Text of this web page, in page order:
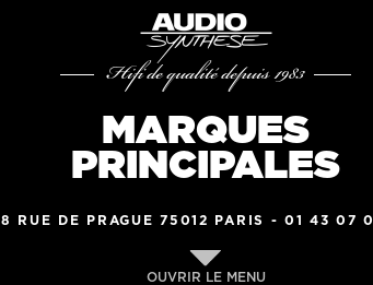
Hifi de qualité depuis 1983
MARQUES
PRINCIPALES
8 RUE DE PRAGUE 75012 PARIS -01 43 07
OUVRIR LE MENU